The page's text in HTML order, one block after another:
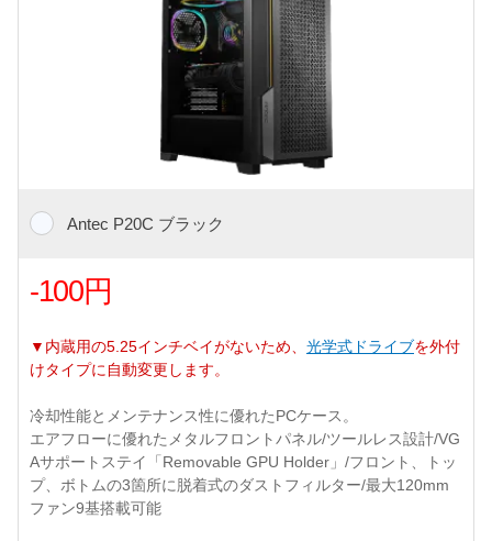
Antec P20C ブラック
-100円
▼内蔵用の5.25インチベイがないため、 光学式ドライブを外付
けタイプに自動変更します。
冷却性能とメンテナンス性に優れたPCケース。
エアフローに優れたメタルフロントパネル/ツールレス設計/VG
Aサポートステイ「Removable GPU Holder」/フロント、トッ
プ、ボトムの3箇所に脱着式のダストフィルター/最大120mm
ファン9基搭載可能